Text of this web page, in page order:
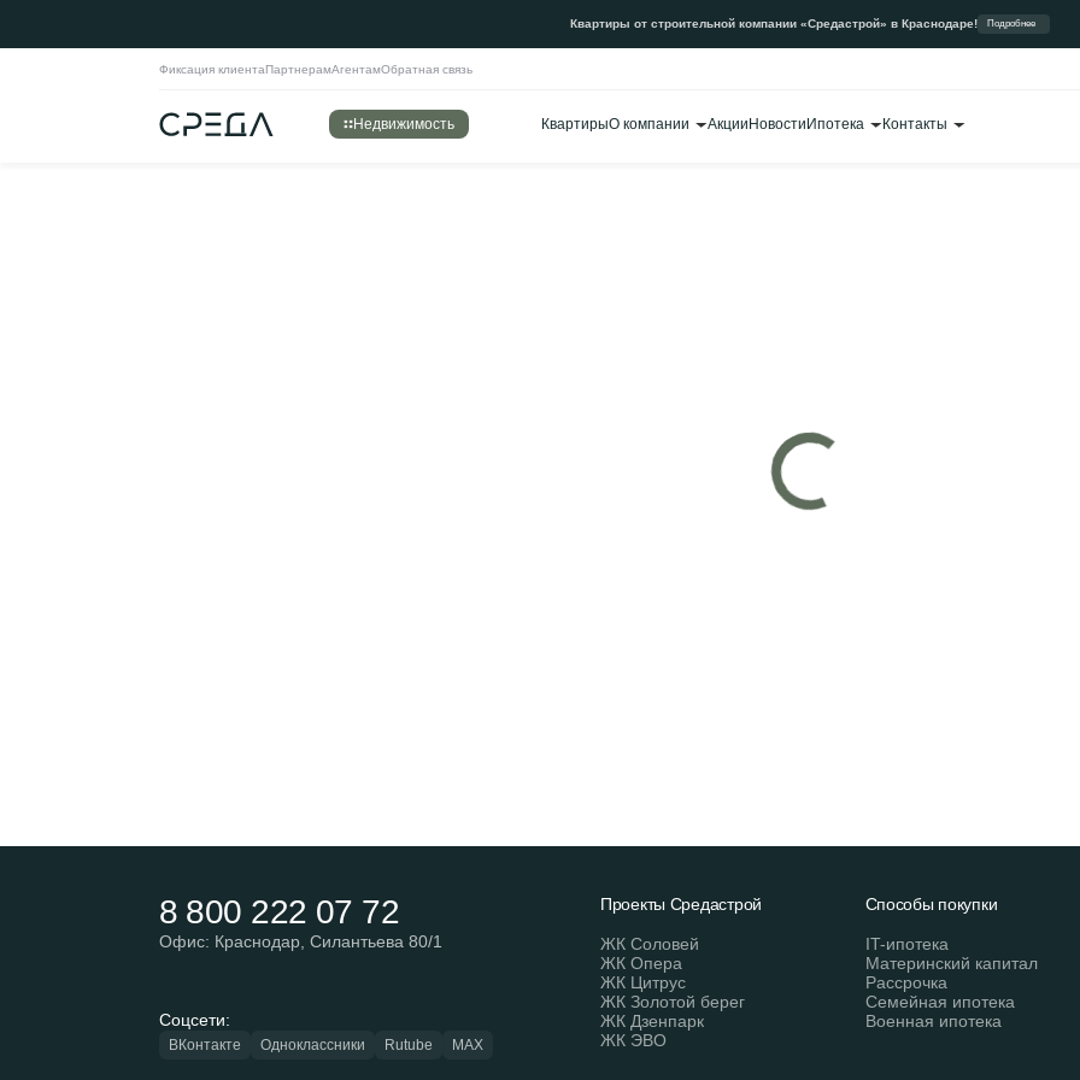
Квартиры от строительной компании «Средастрой» в Краснодаре! Подробнее
Фиксация клиентаПартнерамАгентамОбратная связь
Недвижимость КвартирыО компании АкцииНовостиИпотека Контакты
8 800 222 07 72
Офис: Краснодар, Силантьева 80/1
Соцсети:
ВКонтакте Одноклассники Rutube MAX
Проекты Средастрой
ЖК Соловей
ЖК Опера
ЖК Цитрус
ЖК Золотой берег
ЖК Дзенпарк
ЖК ЭВО
Способы покупки
IT-ипотека
Материнский капитал
Рассрочка
Семейная ипотека
Военная ипотека